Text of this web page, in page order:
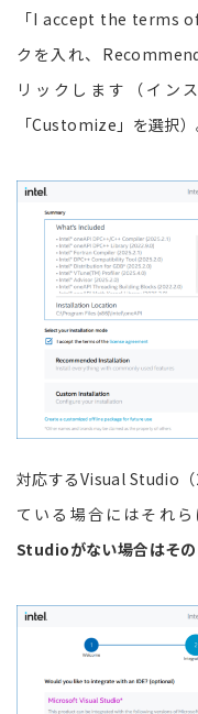
「I accept the terms
クを入れ、
リックします（イン
「Customize」を選択）
対応するVisual Studio
ている場合にはそれ
Studioがない場合はそ